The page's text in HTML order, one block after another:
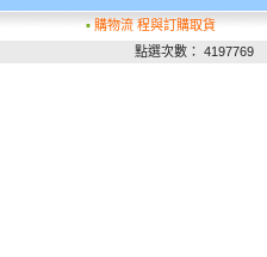
▪ 購物流 程與訂購取貨
點選次數： 4197769